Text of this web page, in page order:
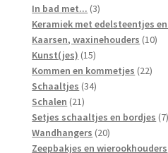
In bad met... 33
producten
Keramiek met edelsteentjes
Kaarsen, waxinehouders 1010
Kunst(jes) 1515
producten
Kommen en kommetjes 2222
Schaaltjes 3434
Schalen 2121
producten
Setjes schaaltjes en bordjes 77
Wandhangers 2020
producten
Zeepbakjes en wierookhouders